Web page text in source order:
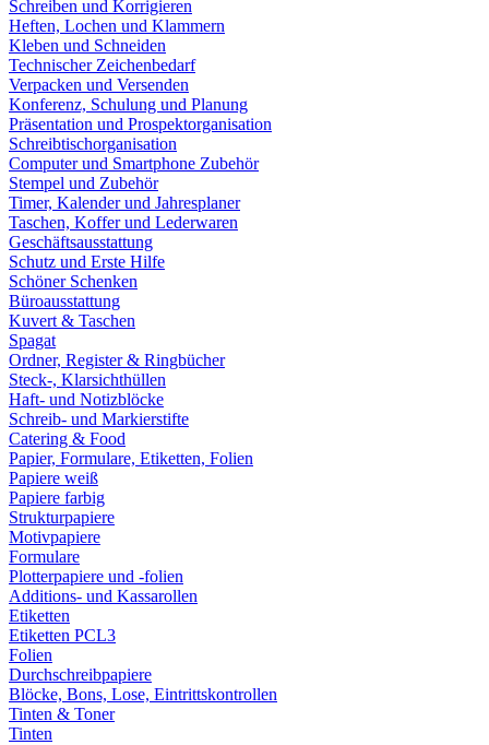
Schreiben und Korrigieren
Heften, Lochen und Klammern
Kleben und Schneiden
Technischer Zeichenbedarf
Verpacken und Versenden
Konferenz, Schulung und Planung
Präsentation und Prospektorganisation
Schreibtischorganisation
Computer und Smartphone Zubehör
Stempel und Zubehör
Timer, Kalender und Jahresplaner
Taschen, Koffer und Lederwaren
Geschäftsausstattung
Schutz und Erste Hilfe
Schöner Schenken
Büroausstattung
Kuvert & Taschen
Spagat
Ordner, Register & Ringbücher
Steck-, Klarsichthüllen
Haft- und Notizblöcke
Schreib- und Markierstifte
Catering & Food
Papier, Formulare, Etiketten, Folien
Papiere weiß
Papiere farbig
Strukturpapiere
Motivpapiere
Formulare
Plotterpapiere und -folien
Additions- und Kassarollen
Etiketten
Etiketten PCL3
Folien
Durchschreibpapiere
Blöcke, Bons, Lose, Eintrittskontrollen
Tinten & Toner
Tinten